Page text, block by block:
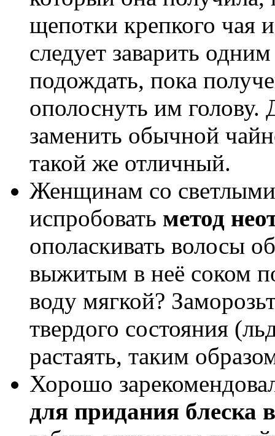
щепотки крепкого чая
следует заварить
подождать, пока
ополоснуть им
заменить обычной
такой же отличный.
Женщинам со светлыми
испробовать метод
ополаскивать волосы
выжитым в неё соком
воду мягкой?
твердого состояния
растаять, таким
Хорошо
для придания блеска